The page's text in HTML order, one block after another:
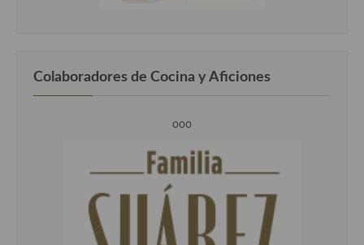
Colaboradores de Cocina y Aficiones
ooo